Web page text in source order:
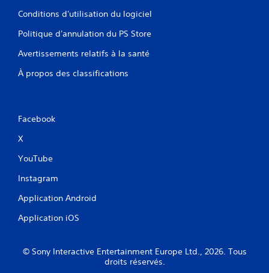
Conditions d'utilisation du logiciel
Politique d'annulation du PS Store
Avertissements relatifs à la santé
À propos des classifications
Facebook
X
YouTube
Instagram
Application Android
Application iOS
© Sony Interactive Entertainment Europe Ltd., 2026. Tous
droits réservés.